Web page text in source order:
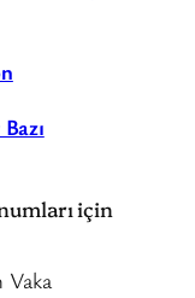
için
Vaka